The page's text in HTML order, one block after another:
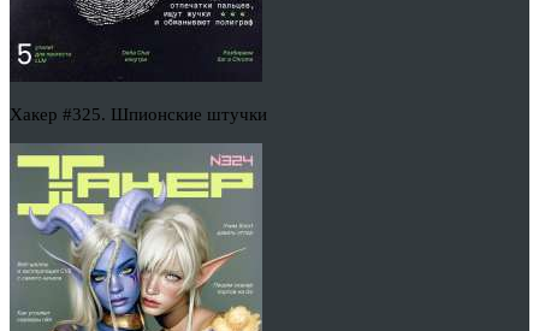
Хакер #325. Шпионские штучки